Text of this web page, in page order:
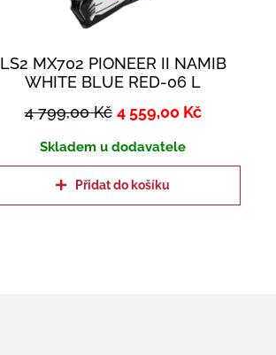
LS2 MX702 PIONEER II NAMIB
WHITE BLUE RED-06 L
4 799,00Kč 4 559,00 Kč
Skladem u dodavatele
Přidat do košíku